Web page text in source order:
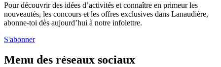
Pour découvrir des idées d’activités et connaître en primeur les
nouveautés, les concours et les offres exclusives dans Lanaudière,
abonne-toi dès aujourd’hui à notre infolettre.
S'abonner
Menu des réseaux sociaux